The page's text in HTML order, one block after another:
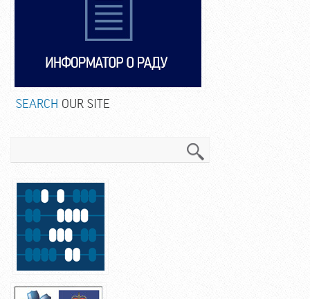
SEARCH OUR SITE